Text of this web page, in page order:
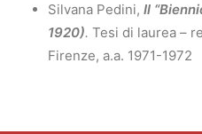
Silvana Pedini, Il
1920). Tesi di laurea –
Firenze, a.a. 1971-1972